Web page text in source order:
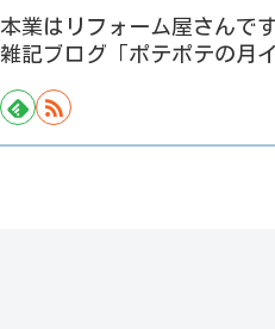
本業はリフォーム屋さんです
雑記ブログ「ポテポテの月